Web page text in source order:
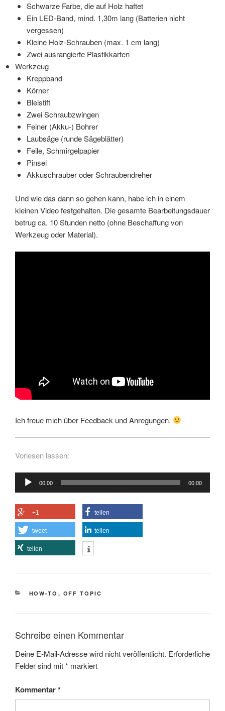
Schwarze Farbe, die auf Holz haftet
Ein LED-Band, mind. 1,30m lang (Batterien nicht
vergessen)
Kleine Holz-Schrauben (max. 1 cm lang)
Zwei ausrangierte Plastikkarten
Werkzeug
Kreppband
Körner
Bleistift
Zwei Schraubzwingen
Feiner (Akku-) Bohrer
Laubsäge (runde Sägeblätter)
Feile, Schmirgelpapier
Pinsel
Akkuschrauber oder Schraubendreher
Und wie das dann so gehen kann, habe ich in einem
kleinen Video festgehalten. Die gesamte Bearbeitungsdauer
betrug ca. 10 Stunden netto (ohne Beschaffung von
Werkzeug oder Material).
Ich freue mich über Feedback und Anregungen.
Vorlesen lassen:
Audio-
Player
00:00 00:00
+1 teilen
tweet teilen
teilen
KATEGORIEN
HOW-TO , OFF TOPIC
Schreibe einen Kommentar
Deine E-Mail-Adresse wird nicht veröffentlicht. Erforderliche
Felder sind mit* markiert
Kommentar*